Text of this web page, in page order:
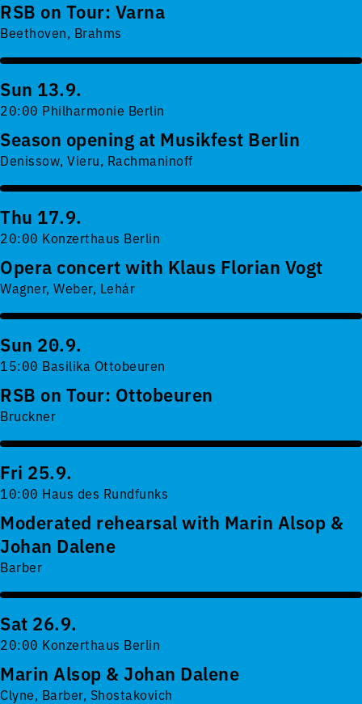
RSB on Tour: Varna
Beethoven, Brahms
Sun 13.9.
20:00 Philharmonie Berlin
Season opening at Musikfest Berlin
Denissow, Vieru, Rachmaninoff
Thu 17.9.
20:00 Konzerthaus Berlin
Opera concert with Klaus Florian Vogt
Wagner, Weber, Lehár
Sun 20.9.
15:00 Basilika Ottobeuren
RSB on Tour: Ottobeuren
Bruckner
Fri 25.9.
10:00 Haus des Rundfunks
Moderated rehearsal with Marin Alsop &
Johan Dalene
Barber
Sat 26.9.
20:00 Konzerthaus Berlin
Marin Alsop & Johan Dalene
Clyne, Barber, Shostakovich